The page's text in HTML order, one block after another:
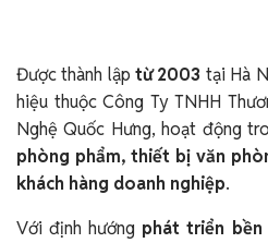
Được thành lậptừ 2003 tại Hà
hiệu thuộc Công Ty TNHH
Nghệ Quốc Hưng, hoạt động
phòng phẩm, thiết bị văn
khách hàng doanh nghiệp.
Với định hướng phát triển bền